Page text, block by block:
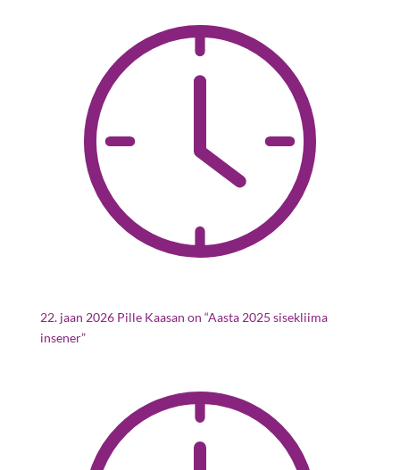
22. jaan 2026 Pille Kaasan on “Aasta 2025 sisekliima
insener”